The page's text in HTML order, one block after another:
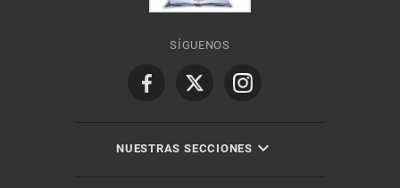
SÍGUENOS
NUESTRAS SECCIONES